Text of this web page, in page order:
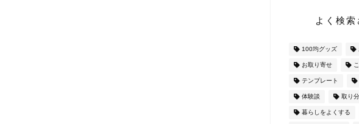
よく検
100均グッズ
お取り寄せ
テンプレート
体験談 取り
暮らしをよくする